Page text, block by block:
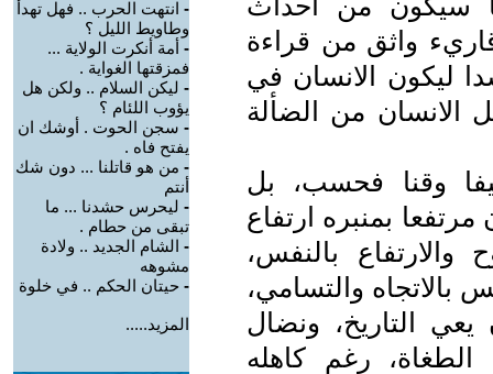
واثق من قراءة
ليكون الانسان في
الانسان من الضألة
وقنا فحسب، بل
بمنبره ارتفاع
بالنفس،
بالاتجاه والتسامي،
يعي التاريخ، ونضال
رغم كاهله
- انتهت الحرب .. فهل تهدأ
وطاويط الليل ؟
- أمة أنكرت الولاية ...
فمزقتها الغواية .
- ليكن السلام .. ولكن هل
يؤوب اللئام ؟
- سجن الحوت . أوشك ان
يفتح فاه .
- من هو قاتلنا ... دون شك
أنتم
- ليحرس حشدنا ... ما
تبقى من حطام .
- الشام الجديد .. ولادة
مشوهه
- حيتان الحكم .. في خلوة
المزيد.....